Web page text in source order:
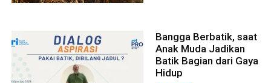
Bangga Berbatik, saat
Anak Muda Jadikan
Batik Bagian dari Gaya
Hidup